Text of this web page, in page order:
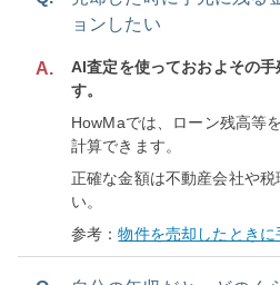
ョンしたい
A.
AI査定を使っておおよその手
す。
HowMaでは、ローン残高等
計算できます。
正確な金額は不動産会社や
い。
参考：物件を売却したときに